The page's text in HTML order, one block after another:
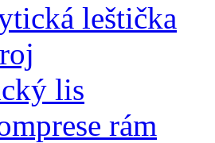
leštička
lis
rám